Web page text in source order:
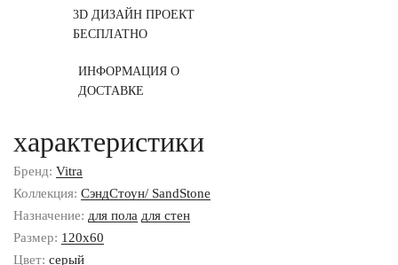
3D ДИЗАЙН ПРОЕКТ
БЕСПЛАТНО
ИНФОРМАЦИЯ О
ДОСТАВКЕ
характеристики
Бренд: Vitra
Коллекция: СэндСтоун/ SandStone
Назначение: для пола для стен
Размер: 120x60
Цвет: серый